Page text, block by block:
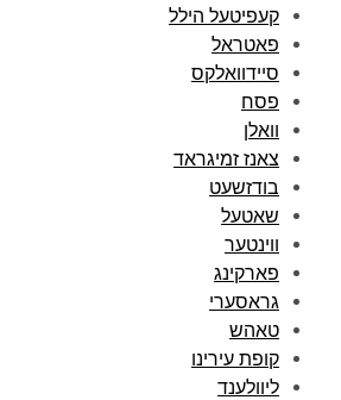
קעפיטעל הילל
פאטראל
סיידוואלקס
פסח
וואלן
צאנז זמיגראד
בודזשעט
שאטעל
ווינטער
פארקינג
גראסערי
טאהש
קופת עירינו
ליוולענד